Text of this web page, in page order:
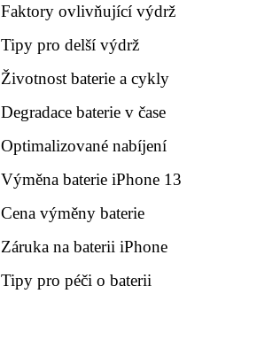
Faktory ovlivňující výdrž
Tipy pro delší výdrž
Životnost baterie a cykly
Degradace baterie v čase
Optimalizované nabíjení
Výměna baterie iPhone 13
Cena výměny baterie
Záruka na baterii iPhone
Tipy pro péči o baterii